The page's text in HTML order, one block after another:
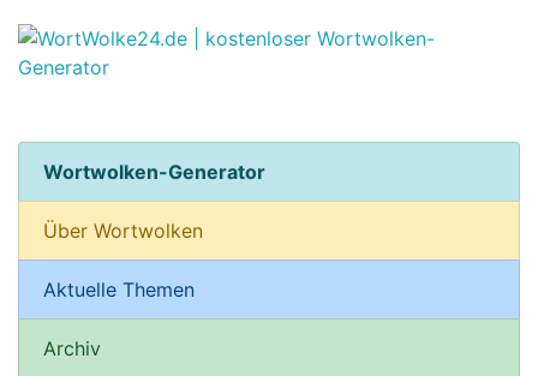
Wortwolken-Generator
Über Wortwolken
Aktuelle Themen
Archiv